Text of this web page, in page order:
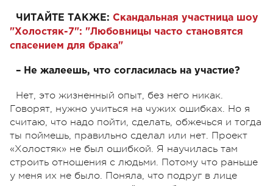
ЧИТАЙТЕ ТАКЖЕ: Скандальная участница шоу
"Холостяк-7": "Любовницы часто становятся
спасением для брака"
– Не жалеешь, что согласилась на участие?
Нет, это жизненный опыт, без него никак.
Говорят, нужно учиться на чужих ошибках. Но я
считаю, что надо пойти, сделать, обжечься и тогда
ты поймешь, правильно сделал или нет. Проект
«Холостяк» не был ошибкой. Я научилась там
строить отношения с людьми. Потому что раньше
у меня их не было. Поняла, что подруг в лице